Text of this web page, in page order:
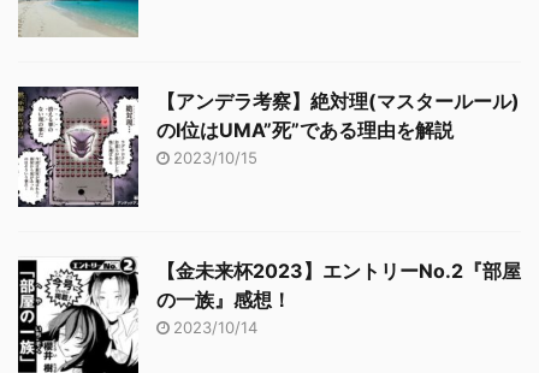
【アンデラ考察】絶対理(マスタールール)
のⅠ位はUMA”死”である理由を解説
2023/10/15
【金未来杯2023】エントリーNo.2『部屋
の一族』感想！
2023/10/14